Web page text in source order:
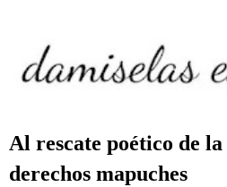
Al rescate poético de
derechos mapuches